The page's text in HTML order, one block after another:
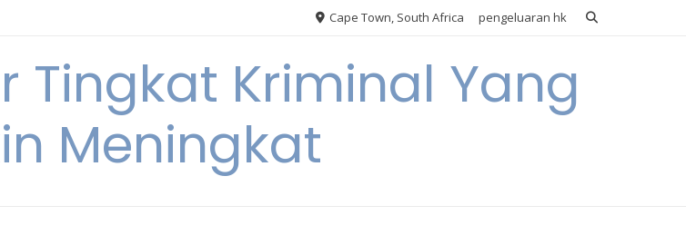
Cape Town, South Africa pengeluaran hk
Tingkat Kriminal Yang
Meningkat